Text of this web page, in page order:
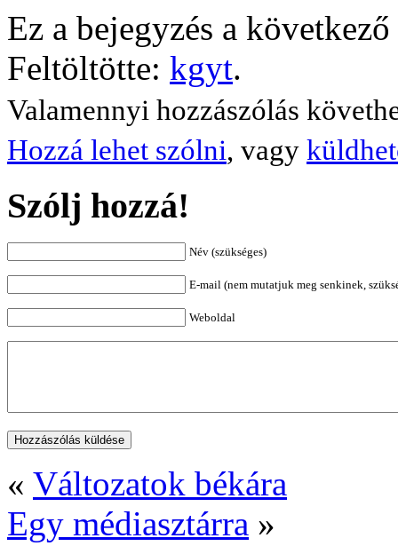
Ez a bejegyzés a
Feltöltötte: kgyt.
Valamennyi hozzászólás
Hozzá lehet szólni, vagy
Szólj hozzá!
Név (szükséges)
E-mail (nem mutatjuk meg senkinek,
Weboldal
« Változatok békára
Egy médiasztárra »